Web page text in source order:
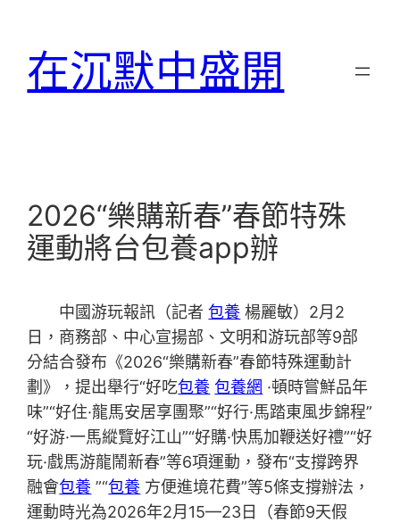
在沉默中盛開
2026“樂購新春”春節特殊
運動將台包養app辦
中國游玩報訊（記者包養 楊麗敏）2月2
日，商務部、中心宣揚部、文明和游玩部等9部
分結合發布《2026“樂購新春”春節特殊運動計
劃》，提出舉行“好吃包養 包養網 ·頓時嘗鮮品年
味”“好住·龍馬安居享團聚”“好行·馬踏東風步錦程”
“好游·一馬縱覽好江山”“好購·快馬加鞭送好禮”“好
玩·戲馬游龍鬧新春”等6項運動，發布“支撐跨界
融會包養 ”“包養 方便進境花費”等5條支撐辦法，
運動時光為2026年2月15—23日（春節9天假